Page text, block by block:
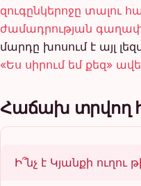
զուգընկերոջը տալու
ժամադրության
մարդը խոսում է այլ
«Ես սիրում եմ քեզ»
Հաճախ տրվող
Ի՞նչ է Կյանքի ուղու